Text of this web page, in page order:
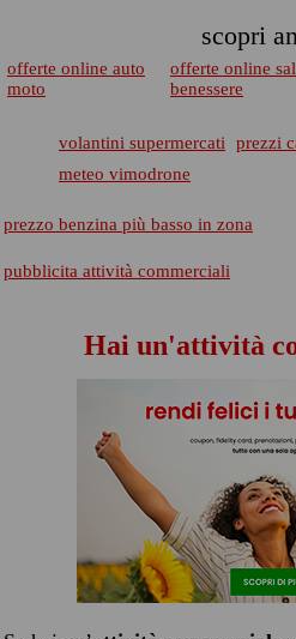
scopri
offerte online auto
moto
offerte online
benessere
volantini supermercati prezzi
meteo vimodrone
prezzo benzina più basso in zona
pubblicita attività commerciali
Hai un'attività